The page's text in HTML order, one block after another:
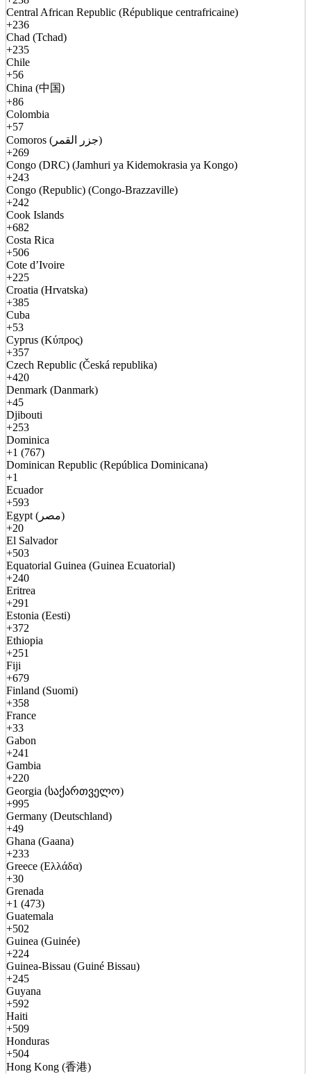
Central African Republic (République centrafricaine)
+236
Chad (Tchad)
+235
Chile
+56
China (中国)
+86
Colombia
+57
Comoros (جزر القمر)
+269
Congo (DRC) (Jamhuri ya Kidemokrasia ya Kongo)
+243
Congo (Republic) (Congo-Brazzaville)
+242
Cook Islands
+682
Costa Rica
+506
Cote d’Ivoire
+225
Croatia (Hrvatska)
+385
Cuba
+53
Cyprus (Κύπρος)
+357
Czech Republic (Česká republika)
+420
Denmark (Danmark)
+45
Djibouti
+253
Dominica
+1 (767)
Dominican Republic (República Dominicana)
+1
Ecuador
+593
Egypt (مصر)
+20
El Salvador
+503
Equatorial Guinea (Guinea Ecuatorial)
+240
Eritrea
+291
Estonia (Eesti)
+372
Ethiopia
+251
Fiji
+679
Finland (Suomi)
+358
France
+33
Gabon
+241
Gambia
+220
Georgia (საქართველო)
+995
Germany (Deutschland)
+49
Ghana (Gaana)
+233
Greece (Ελλάδα)
+30
Grenada
+1 (473)
Guatemala
+502
Guinea (Guinée)
+224
Guinea-Bissau (Guiné Bissau)
+245
Guyana
+592
Haiti
+509
Honduras
+504
Hong Kong (香港)